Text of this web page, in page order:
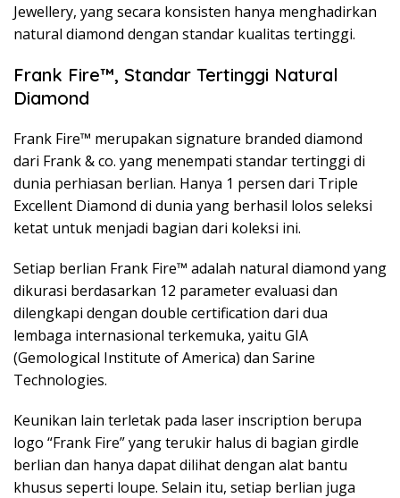
Jewellery, yang secara konsisten hanya menghadirkan
natural diamond dengan standar kualitas tertinggi.
Frank Fire™, Standar Tertinggi Natural
Diamond
Frank Fire™ merupakan signature branded diamond
dari Frank & co. yang menempati standar tertinggi di
dunia perhiasan berlian. Hanya 1 persen dari Triple
Excellent Diamond di dunia yang berhasil lolos seleksi
ketat untuk menjadi bagian dari koleksi ini.
Setiap berlian Frank Fire™ adalah natural diamond yang
dikurasi berdasarkan 12 parameter evaluasi dan
dilengkapi dengan double certification dari dua
lembaga internasional terkemuka, yaitu GIA
(Gemological Institute of America) dan Sarine
Technologies.
Keunikan lain terletak pada laser inscription berupa
logo “Frank Fire” yang terukir halus di bagian girdle
berlian dan hanya dapat dilihat dengan alat bantu
khusus seperti loupe. Selain itu, setiap berlian juga